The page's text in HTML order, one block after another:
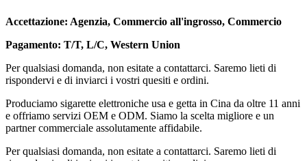
Accettazione: Agenzia, Commercio all'ingrosso, Commercio
Pagamento: T/T, L/C, Western Union
Per qualsiasi domanda, non esitate a contattarci. Saremo lieti di
rispondervi e di inviarci i vostri quesiti e ordini.
Produciamo sigarette elettroniche usa e getta in Cina da oltre 11 anni
e offriamo servizi OEM e ODM. Siamo la scelta migliore e un
partner commerciale assolutamente affidabile.
Per qualsiasi domanda, non esitate a contattarci. Saremo lieti di